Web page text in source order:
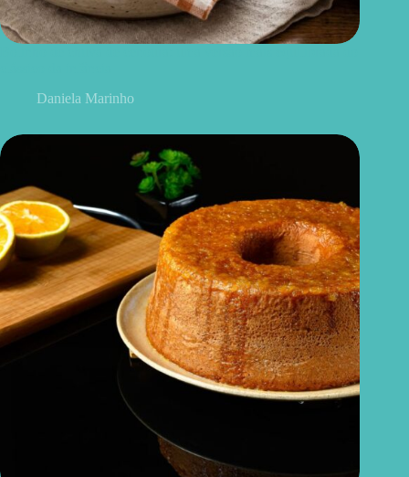
Daniela Marinho